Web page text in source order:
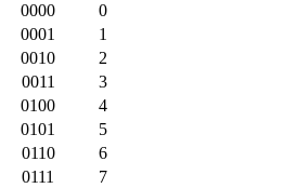
0000
0
0001
1
0010
2
0011
3
0100
4
0101
5
0110
6
0111
7